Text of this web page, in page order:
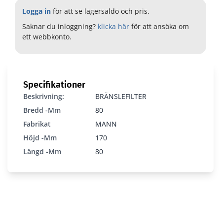
Logga in för att se lagersaldo och pris.
Saknar du inloggning? klicka här för att ansöka om
ett webbkonto.
Specifikationer
Beskrivning:
BRÄNSLEFILTER
Bredd -mm
80
Fabrikat
MANN
Höjd -mm
170
Längd -mm
80